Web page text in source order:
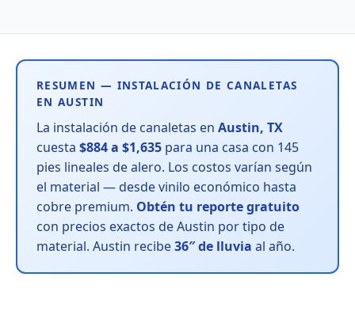
RESUMEN — INSTALACIÓN DE CANALETAS
EN AUSTIN
La instalación de canaletas en Austin, TX
cuesta $884 a $1,635 para una casa con 145
pies lineales de alero. Los costos varían según
el material — desde vinilo económico hasta
cobre premium. Obtén tu reporte gratuito
con precios exactos de Austin por tipo de
material. Austin recibe36″ de lluvia al año.